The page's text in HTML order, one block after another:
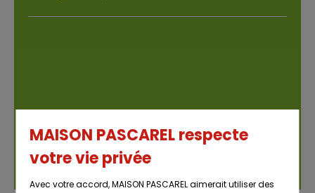
MAISON PASCAREL respecte
votre vie privée
Avec votre accord, MAISON PASCAREL aimerait utiliser des